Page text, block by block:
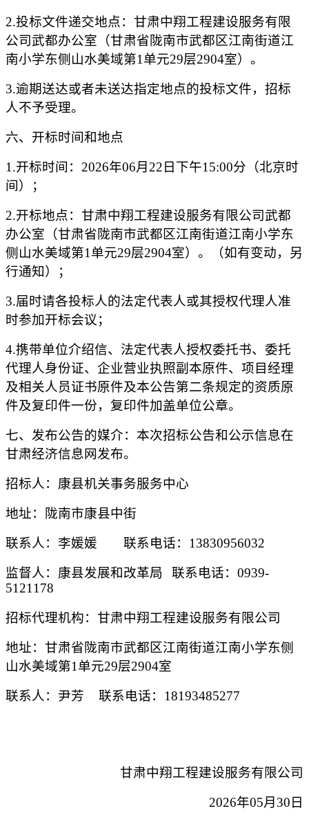
2.投标文件递交地点： 甘肃中翔工程建设服务有限
公司武都办公室（甘肃省陇南市武都区江南街道江
南小学东侧山水美域第1单元29层2904室）。
3.逾期送达或者未送达指定地点的投标文件，招标
人不予受理。
六、开标时间和地点
1.开标时间：2026年06月 22 日 下午15:00分（北京时
间）；
2.开标地点： 甘肃中翔工程建设服务有限公司武都
办公室（甘肃省陇南市武都区江南街道江南小学东
侧山水美域第1单元29层2904室） 。
（如有变动，另
行通知）
；
3.届时请各投标人的法定代表人或其授权代理人准
时参加开标会议；
4.携带单位介绍信、法定代表人授权委托书、委托
代理人身份证、企业营业执照副本原件、项目经理
及相关人员证书原件及本公告第二条规定的资质原
件及复印件一份，复印件加盖单位公章。
七、发布公告的媒介：本次招标公告和公示信息在
甘肃经济信息网发布。
招标人： 康县机关事务服务中心
地址：陇南市康县中街
联系人： 李媛媛 联系电话： 13830956032
监督人：康县发展和改革局 联系电话： 0939-
5121178
招标代理机构： 甘肃中翔工程建设服务有限公司
地址： 甘肃省陇南市武都区江南街道江南小学东侧
山水美域第1单元29层2904室
联系人： 尹芳 联系电话： 18193485277
甘肃中翔工程建设服务有限公司
2026年05月 30 日